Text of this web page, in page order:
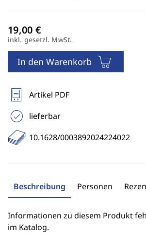
inkl. gesetzl. MwSt.
In den Warenkorb
Artikel PDF
lieferbar
10.1628/0003892024224022
Beschreibung Personen
Informationen zu diesem Produkt
im Katalog.